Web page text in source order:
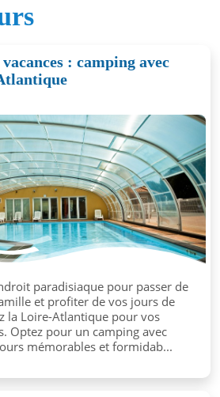
: camping avec
paradisiaque pour passer de
et profiter de vos jours de
la Loire-Atlantique pour vos
Optez pour un camping avec
mémorables et formidab...